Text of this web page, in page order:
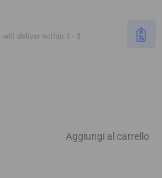
will deliver within 1 - 3
Aggiungi al carrello